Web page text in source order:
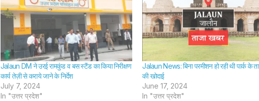
Jalaun DM ने उरई रामकुंड व बस स्टैंड का किया निरीक्षण
कार्य तेज़ी से कराये जाने के निर्देश
July 7, 2024
In "उत्तर प्रदेश"
Jalaun News: बिना परमीशन हो रही थी पार्क के
की खोदाई
June 17, 2024
In "उत्तर प्रदेश"